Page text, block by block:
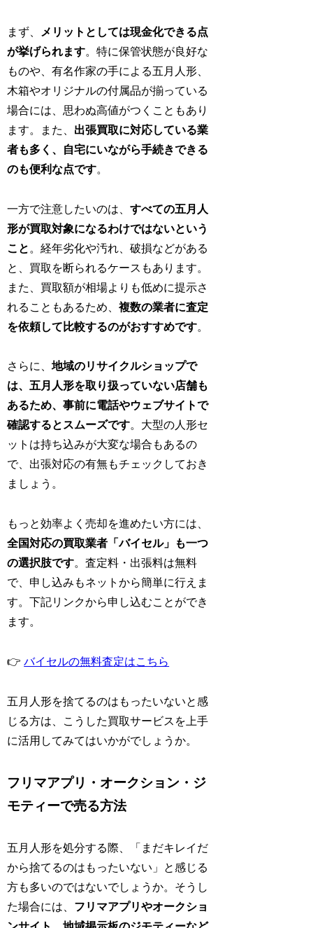
まず、
メリットとしては現金化できる点
が挙げられます。特に保管状態が良好な
ものや、有名作家の手による五月人形、
木箱やオリジナルの付属品が揃っている
場合には、思わぬ高値がつくこともあり
ます。また、 出張買取に対応している業
者も多く、自宅にいながら手続きできる
のも便利な点です。
一方で注意したいのは、すべての五月人
形が買取対象になるわけではないという
こと 。経年劣化や汚れ、破損などがある
と、買取を断られるケースもあります。
また、買取額が相場よりも低めに提示さ
れることもあるため、複数の業者に査定
を依頼して比較するのがおすすめです。
さらに、地域のリサイクルショップで
は、五月人形を取り扱っていない店舗も
あるため、事前に電話やウェブサイトで
確認するとスムーズです。大型の人形セ
ットは持ち込みが大変な場合もあるの
で、出張対応の有無もチェックしておき
ましょう。
もっと効率よく売却を進めたい方には、
全国対応の買取業者「バイセル」も一つ
の選択肢です。査定料・出張料は無料
で、申し込みもネットから簡単に行えま
す。下記リンクから申し込むことができ
ます。
👉バイセルの無料査定はこちら
五月人形を捨てるのはもったいないと感
じる方は、こうした買取サービスを上手
に活用してみてはいかがでしょうか。
フリマアプリ・オークション・ジ
モティーで売る方法
五月人形を処分する際、「まだキレイだ
から捨てるのはもったいない」と感じる
方も多いのではないでしょうか。そうし
た場合には、 フリマアプリやオークショ